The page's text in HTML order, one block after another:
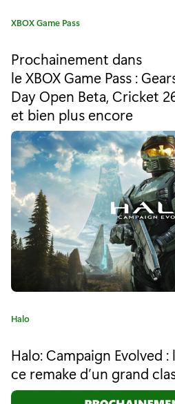
s
t
i
s
l
C
é
g
o
i
e
XBOX Game Pass
Prochainement dans
le XBOX Game Pass :
Day Open Beta, Cricket
et bien plus encore
C
é
g
o
Halo
Halo: Campaign Evolved
ce remake d’un grand